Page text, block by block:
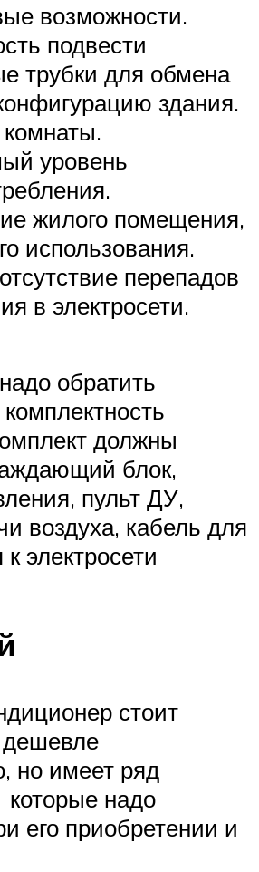
возможности.
подвести
трубки для обмена
здания.
уровень
жилого помещения,
использования.
перепадов
в электросети.
обратить
должны
блок,
пульт ДУ,
воздуха, кабель для
электросети
стоит
дешевле
но имеет ряд
которые надо
его приобретении и